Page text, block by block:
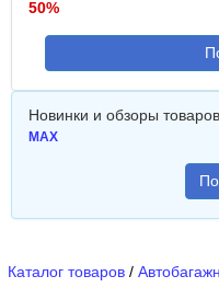
50%
Новинки и обзоры
MAX
Каталог товаров /